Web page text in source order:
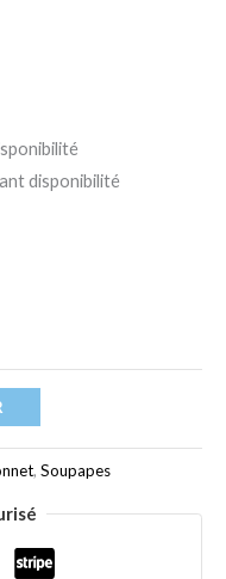
disponibilité
, Soupapes